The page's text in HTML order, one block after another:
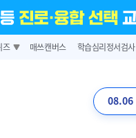
즈 매쓰캔버스 학습심리정서검사
08.06